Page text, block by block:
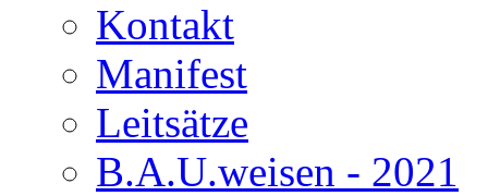
Kontakt
Manifest
Leitsätze
B.A.U.weisen - 2021